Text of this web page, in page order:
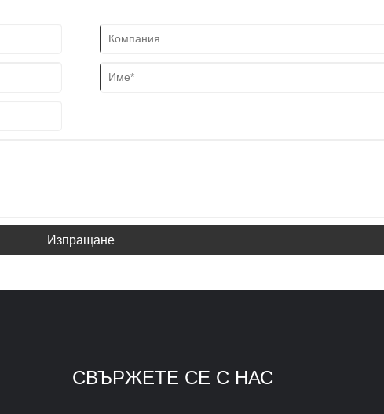
Изпращане
СВЪРЖЕТЕ СЕ С НАС